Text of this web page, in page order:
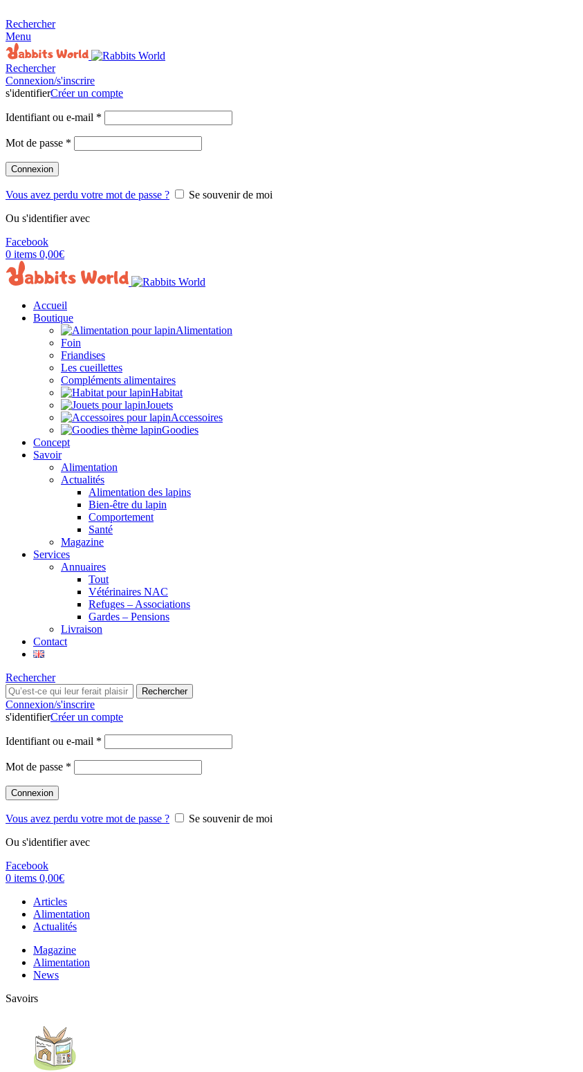
Rechercher
Menu
Rechercher
Connexion/s'inscrire
s'identifierCréer un compte
Identifiant ou e-mail *
Mot de passe *
Connexion
Vous avez perdu votre mot de passe ?
Se souvenir de moi
Ou s'identifier avec
Facebook
0 items 0,00€
Accueil
Boutique
Alimentation
Foin
Friandises
Les cueillettes
Compléments alimentaires
Habitat
Jouets
Accessoires
Goodies
Concept
Savoir
Alimentation
Actualités
Alimentation des lapins
Bien-être du lapin
Comportement
Santé
Magazine
Services
Annuaires
Tout
Vétérinaires NAC
Refuges – Associations
Gardes – Pensions
Livraison
Contact
Rechercher
Rechercher
Connexion/s'inscrire
s'identifierCréer un compte
Identifiant ou e-mail *
Mot de passe *
Connexion
Vous avez perdu votre mot de passe ?
Se souvenir de moi
Ou s'identifier avec
Facebook
0 items 0,00€
Articles
Alimentation
Actualités
Magazine
Alimentation
News
Savoirs